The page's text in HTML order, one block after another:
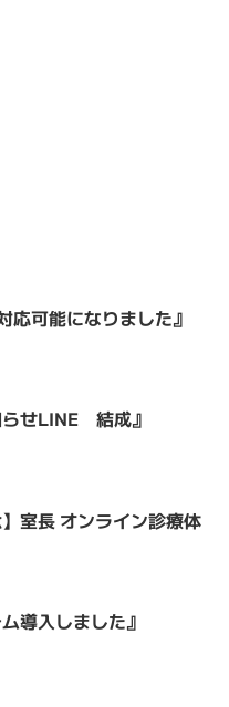
応可能になりました』
らせLINE 結成』
】室長 オンライン診療体
導入しました』